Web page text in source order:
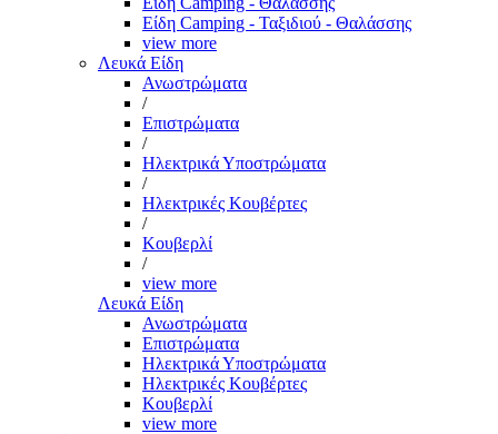
Είδη Camping - Ταξιδιού - Θαλάσσης
view more
Λευκά Είδη
Ανωστρώματα
/
Επιστρώματα
/
Ηλεκτρικά Υποστρώματα
/
Ηλεκτρικές Κουβέρτες
/
Κουβερλί
/
view more
Λευκά Είδη
Ανωστρώματα
Επιστρώματα
Ηλεκτρικά Υποστρώματα
Ηλεκτρικές Κουβέρτες
Κουβερλί
view more